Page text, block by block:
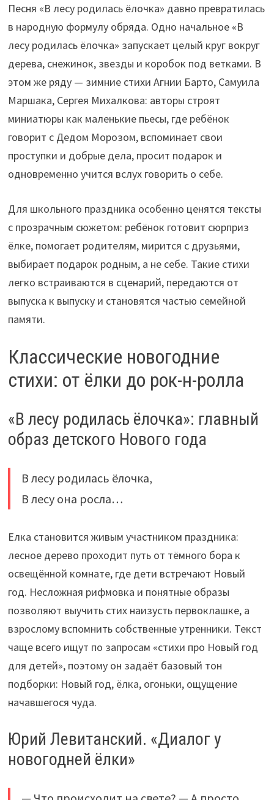
Песня «В лесу родилась ёлочка» давно превратилась
в народную формулу обряда. Одно начальное «В
лесу родилась ёлочка» запускает целый круг вокруг
дерева, снежинок, звезды и коробок под ветками. В
этом же ряду — зимние стихи Агнии Барто, Самуила
Маршака, Сергея Михалкова: авторы строят
миниатюры как маленькие пьесы, где ребёнок
говорит с Дедом Морозом, вспоминает свои
проступки и добрые дела, просит подарок и
одновременно учится вслух говорить о себе.
Для школьного праздника особенно ценятся тексты
с прозрачным сюжетом: ребёнок готовит сюрприз
ёлке, помогает родителям, мирится с друзьями,
выбирает подарок родным, а не себе. Такие стихи
легко встраиваются в сценарий, передаются от
выпуска к выпуску и становятся частью семейной
памяти.
Классические новогодние
стихи: от ёлки до рок-н-ролла
«В лесу родилась ёлочка»: главный
образ детского Нового года
В лесу родилась ёлочка,
В лесу она росла…
Елка становится живым участником праздника:
лесное дерево проходит путь от тёмного бора к
освещённой комнате, где дети встречают Новый
год. Несложная рифмовка и понятные образы
позволяют выучить стих наизусть первоклашке, а
взрослому вспомнить собственные утренники. Текст
чаще всего ищут по запросам «стихи про Новый год
для детей», поэтому он задаёт базовый тон
подборки: Новый год, ёлка, огоньки, ощущение
начавшегося чуда.
Юрий Левитанский. «Диалог у
новогодней ёлки»